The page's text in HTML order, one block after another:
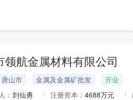
领航金属材料有限公司
山市 金属及金属矿批发
开业
： 刘仙勇 注册资本： 4688万元